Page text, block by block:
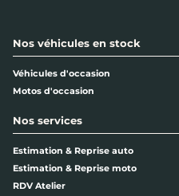
Nos véhicules en stock
Véhicules d'occasion
Motos d'occasion
Nos services
Estimation & Reprise auto
Estimation & Reprise moto
RDV Atelier